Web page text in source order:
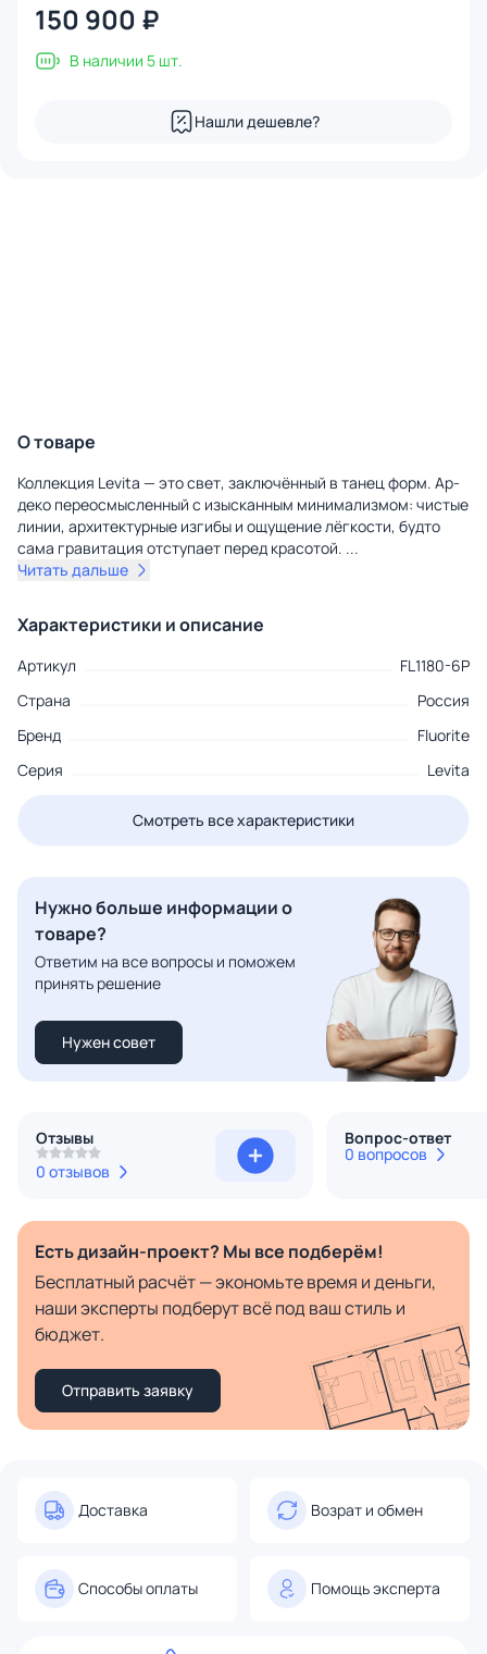
150 900 ₽
В наличии 5 шт.
Нашли дешевле?
О товаре
Коллекция Levita — это свет, заключённый в танец форм. Ар-
деко переосмысленный с изысканным минимализмом: чистые
линии, архитектурные изгибы и ощущение лёгкости, будто
сама гравитация отступает перед красотой. ...
Читать дальше
Характеристики и описание
Артикул
FL1180-6P
Страна
Россия
Бренд
Fluorite
Серия
Levita
Смотреть все характеристики
Нужно больше информации о
товаре?
Ответим на все вопросы и поможем
принять решение
Нужен совет
Отзывы
0 отзывов
Вопрос-ответ
0 вопросов
Есть дизайн-проект? Мы все подберём!
Бесплатный расчёт — экономьте время и деньги,
наши эксперты подберут всё под ваш стиль и
бюджет.
Отправить заявку
Доставка Возрат и обмен
Способы оплаты Помощь эксперта